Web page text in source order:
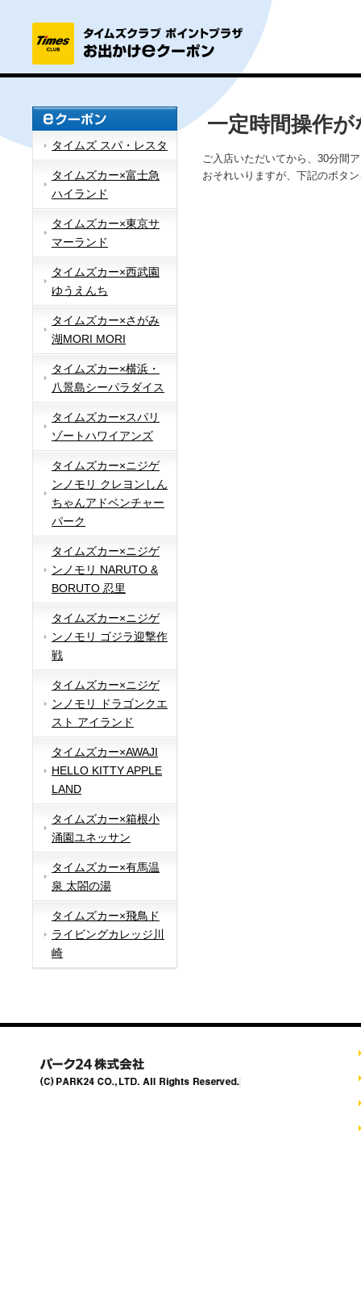
タイムズ スパ・レスタ
タイムズカー×富士急
ハイランド
タイムズカー×東京サ
マーランド
タイムズカー×西武園
ゆうえんち
タイムズカー×さがみ
湖MORI MORI
タイムズカー×横浜・
八景島シーパラダイス
タイムズカー×スパリ
ゾートハワイアンズ
タイムズカー×ニジゲ
ンノモリ クレヨンしん
ちゃんアドベンチャー
パーク
タイムズカー×ニジゲ
ンノモリ NARUTO &
BORUTO 忍里
タイムズカー×ニジゲ
ンノモリ ゴジラ迎撃作
戦
タイムズカー×ニジゲ
ンノモリ ドラゴンクエ
スト アイランド
タイムズカー×AWAJI
HELLO KITTY APPLE
LAND
タイムズカー×箱根小
涌園ユネッサン
タイムズカー×有馬温
泉 太閤の湯
タイムズカー×飛鳥ド
ライビングカレッジ川
崎
一定時間操作
ご入店いただいてから、30分間
おそれいりますが、下記のボタ